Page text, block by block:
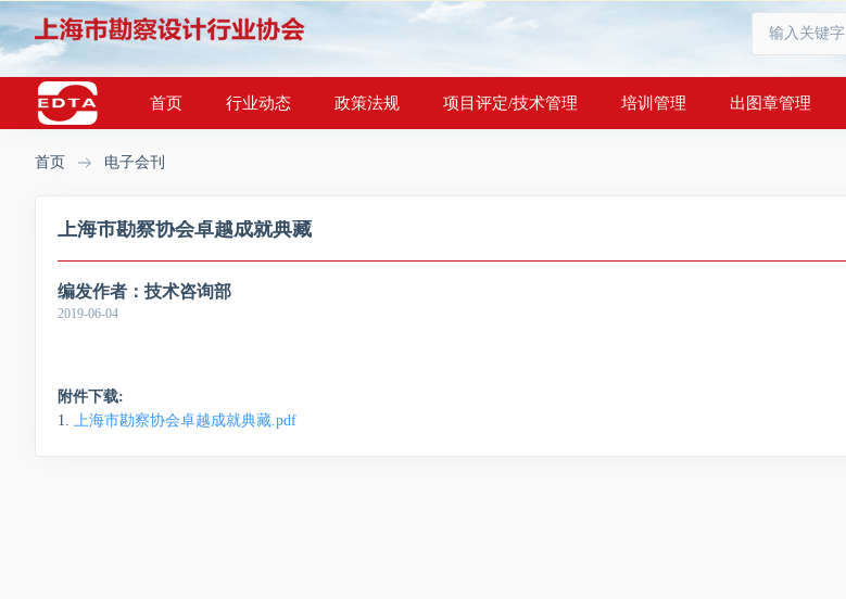
首页 行业动态 政策法规 项目评定/技术管理 培训管理 出图章管理
首页 电子会刊
上海市勘察协会卓越成就典藏
编发作者： 技术咨询部
2019-06-04
附件下载:
上海市勘察协会卓越成就典藏.pdf